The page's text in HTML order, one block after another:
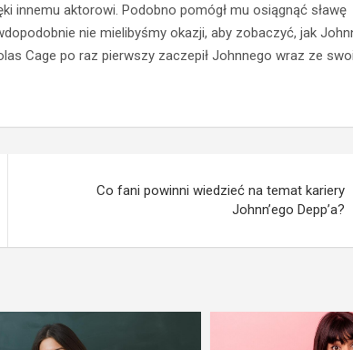
innemu aktorowi. Podobno pomógł mu osiągnąć sławę
nie mielibyśmy okazji, aby zobaczyć, jak
Cage po raz pierwszy zaczepił Johnnego wraz ze
Co fani powinni wiedzieć na temat kariery
Johnn’ego Depp’a?